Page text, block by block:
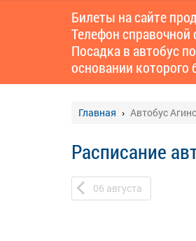
Билеты на сайте
Телефон
Посадка в автобус
основании
Главная Автобус
Расписание
06 августа